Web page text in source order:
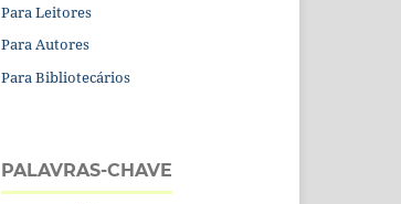
Para Leitores
Para Autores
Para Bibliotecários
PALAVRAS-CHAVE